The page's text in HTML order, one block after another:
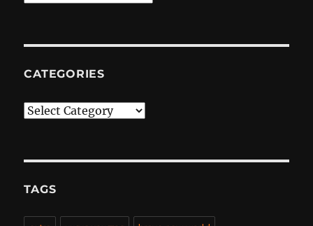
CATEGORIES
Categories
TAGS